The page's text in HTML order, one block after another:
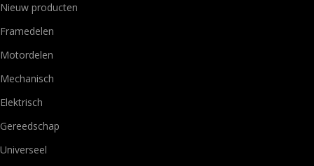
Nieuw producten
Framedelen
Motordelen
Mechanisch
Elektrisch
Gereedschap
Universeel